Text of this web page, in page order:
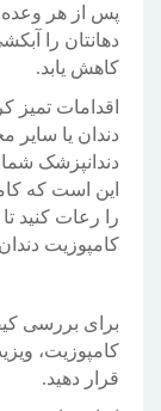
پس از هر وعده
دهانتان را
کاهش یابد.
اقدامات تمیز
دندان یا
دندانپزشک
این است که
را رعات کنید
کامپوزیت
برای بررسی
کامپوزیت،
قرار دهید.